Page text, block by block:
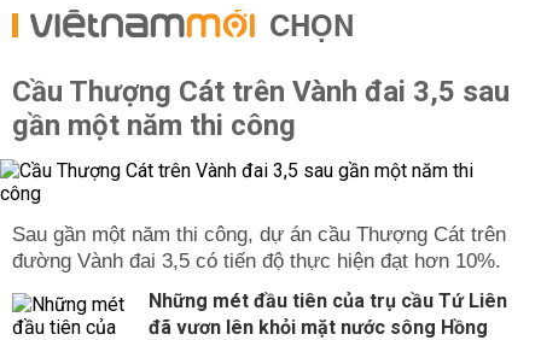
CHỌN
Cầu Thượng Cát trên Vành đai 3,5 sau
gần một năm thi công
Sau gần một năm thi công, dự án cầu Thượng Cát trên
đường Vành đai 3,5 có tiến độ thực hiện đạt hơn 10%.
Những mét đầu tiên của trụ cầu Tứ Liên
đã vươn lên khỏi mặt nước sông Hồng